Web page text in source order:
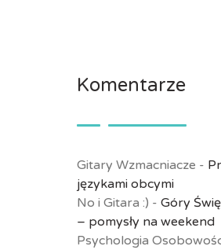
Komentarze
Gitary Wzmacniacze -
językami obcymi
No i Gitara :) - Góry
– pomysły na weekend
Psychologia